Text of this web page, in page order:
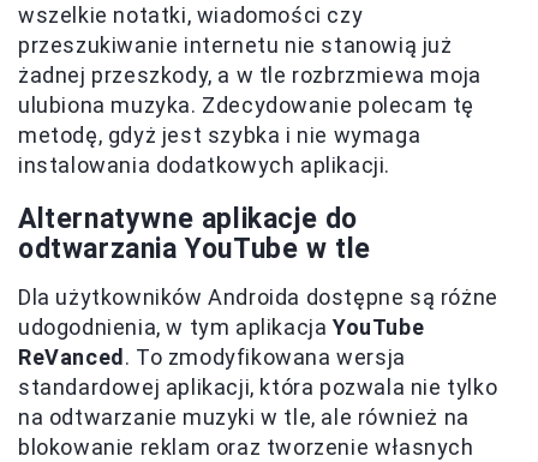
wszelkie notatki, wiadomości czy
przeszukiwanie internetu nie stanowią już
żadnej przeszkody, a w tle rozbrzmiewa moja
ulubiona muzyka. Zdecydowanie polecam tę
metodę, gdyż jest szybka i nie wymaga
instalowania dodatkowych aplikacji.
Alternatywne aplikacje do
odtwarzania YouTube w tle
Dla użytkowników Androida dostępne są różne
udogodnienia, w tym aplikacjaYouTube
ReVanced. To zmodyfikowana wersja
standardowej aplikacji, która pozwala nie tylko
na odtwarzanie muzyki w tle, ale również na
blokowanie reklam oraz tworzenie własnych